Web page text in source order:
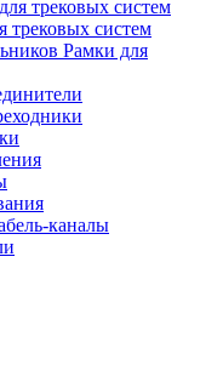
систем
Рамки для
каналы